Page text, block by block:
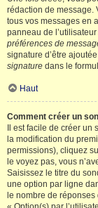
rédaction de message.
tous vos messages en
panneau de
préférences de
signature d’être
signature dans le
Haut
Comment créer un
Il est facile de créer
la modification du
permissions), cliquez
le voyez pas, vous
Saisissez le titre du
une option par ligne
le nombre de